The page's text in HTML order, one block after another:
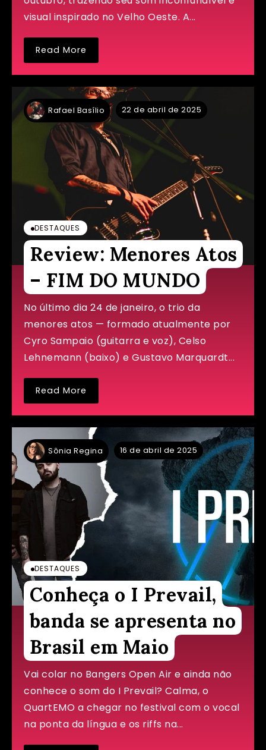
visual inspirado no Velho Oeste. A...
Read More
Rafael Basílio 22 de abril de 2025
DESTAQUES
Review: Menores Atos
– FIM DO MUNDO
No último dia 24 de janeiro, o trio da
menores atos — formado atualmente por
Cyro Sampaio (guitarra e voz), Celso
Lehnemann (baixo) e Gustavo Marquardt...
Read More
Sônia Regina 16 de abril de 2025
DESTAQUES
Conheça o I Prevail,
banda se apresenta no
Brasil em Maio
Vai colar no Bangers Open Air e ainda não
conhece o som do I Prevail? Calma, o
QuartEMO a chegar no festival com o vocal
na ponta da língua e os riffs na...